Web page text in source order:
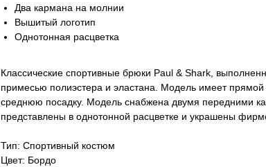
Два кармана на молнии
Вышитый логотип
Однотонная расцветка
Классические спортивные брюки Paul & Shark,
примесью полиэстера и эластана. Модель имеет прямой
среднюю посадку. Модель снабжена двумя передними
представлены в однотонной расцветке и украшены
Тип: Спортивный костюм
Цвет: Бордо